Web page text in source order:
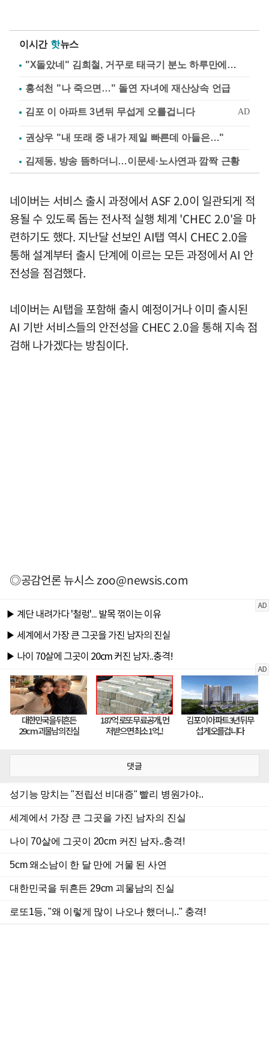
이시간 핫뉴스
"X돌았네" 김희철, 거꾸로 태극기 분노 하루만에…
홍석천 "나 죽으면…" 돌연 자녀에 재산상속 언급
권상우 "내 또래 중 내가 제일 빠른데 아들은…"
김제동, 방송 뜸하더니…이문세·노사연과 깜짝 근황
네이버는 서비스 출시 과정에서 ASF 2.0이 일관되게 적
용될 수 있도록 돕는 전사적 실행 체계 'CHEC 2.0'을 마
련하기도 했다. 지난달 선보인 AI탭 역시 CHEC 2.0을
통해 설계부터 출시 단계에 이르는 모든 과정에서 AI 안
전성을 점검했다.
네이버는 AI탭을 포함해 출시 예정이거나 이미 출시된
AI 기반 서비스들의 안전성을 CHEC 2.0을 통해 지속 점
검해 나가겠다는 방침이다.
◎공감언론 뉴시스zoo@newsis.com
댓글